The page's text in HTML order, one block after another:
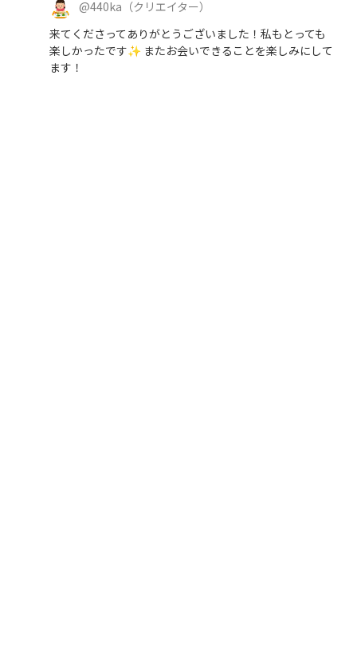
@440ka （クリエイター）
来てくださってありがとうございました！私もとっても
楽しかったです✨ またお会いできることを楽しみにして
ます！